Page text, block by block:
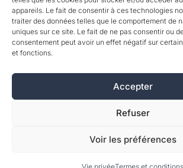
appareils. Le fait de consentir à ces technologies
traiter des données telles que le comportement de
uniques sur ce site. Le fait de ne pas consentir ou
consentement peut avoir un effet négatif sur
et fonctions.
Accepter
Refuser
Voir les préférences
©MPI 2026 – Crealith ist eine
Marke von Mineral Products
Designed by